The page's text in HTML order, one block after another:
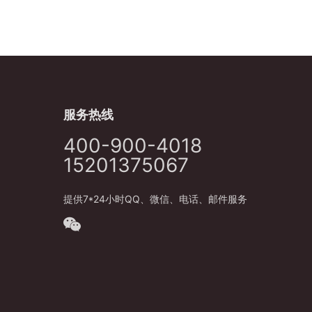
服务热线
400-900-4018
15201375067
提供7*24小时QQ、微信、电话、邮件服务